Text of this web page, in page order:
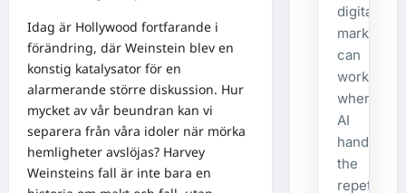
Idag är Hollywood fortfarande i
förändring, där Weinstein blev en
konstig katalysator för en
alarmerande större diskussion. Hur
mycket av vår beundran kan vi
separera från våra idoler när mörka
hemligheter avslöjas? Harvey
Weinsteins fall är inte bara en
digital
marketing
can
work
when
AI
handles
the
repetitive